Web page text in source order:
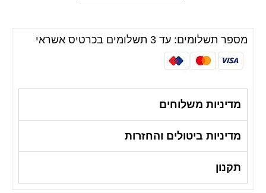
מספר תשלומים: עד 3 תשלומים בכרטיס אשראי
מדיניות משלוחים
מדיניות ביטולים והחזרות
תקנון